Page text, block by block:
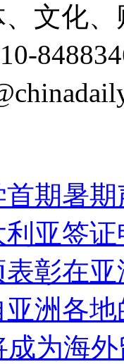
文化
期暑
亚签
彰在
洲各
成为海